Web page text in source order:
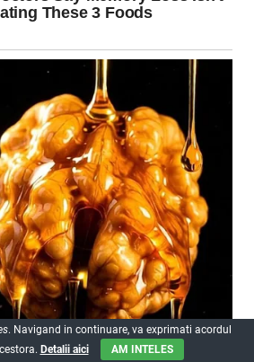
. Navigand in continuare, va exprimati acordul
Detalii aici AM INTELES